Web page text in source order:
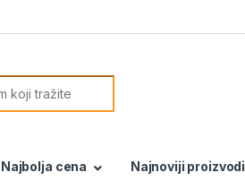
Najbolja cena Najnoviji proizvodi